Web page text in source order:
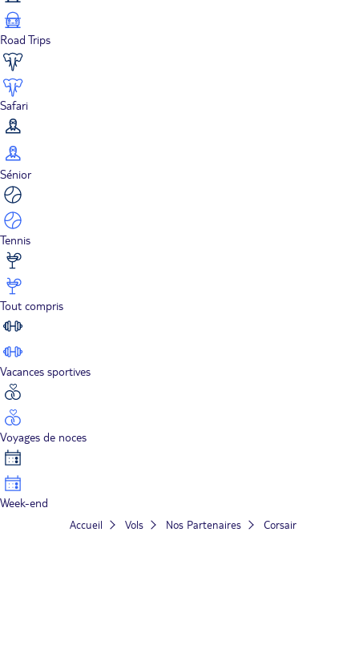
Road Trips
Safari
Sénior
Tennis
Tout compris
Vacances sportives
Voyages de noces
Week-end
Accueil Vols Nos Partenaires Corsair